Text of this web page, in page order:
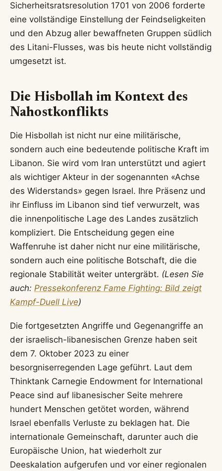
Sicherheitsratsresolution 1701 von 2006 forderte
eine vollständige Einstellung der Feindseligkeiten
und den Abzug aller bewaffneten Gruppen südlich
des Litani-Flusses, was bis heute nicht vollständig
umgesetzt ist.
Die Hisbollah im Kontext des
Nahostkonflikts
Die Hisbollah ist nicht nur eine militärische,
sondern auch eine bedeutende politische Kraft im
Libanon. Sie wird vom Iran unterstützt und agiert
als wichtiger Akteur in der sogenannten «Achse
des Widerstands» gegen Israel. Ihre Präsenz und
ihr Einfluss im Libanon sind tief verwurzelt, was
die innenpolitische Lage des Landes zusätzlich
kompliziert. Die Entscheidung gegen eine
Waffenruhe ist daher nicht nur eine militärische,
sondern auch eine politische Botschaft, die die
regionale Stabilität weiter untergräbt. (Lesen Sie
auch: Pressekonferenz Fame Fighting: Bild zeigt
Kampf-Duell Live)
Die fortgesetzten Angriffe und Gegenangriffe an
der israelisch-libanesischen Grenze haben seit
dem 7. Oktober 2023 zu einer
besorgniserregenden Lage geführt. Laut dem
Thinktank Carnegie Endowment for International
Peace sind auf libanesischer Seite mehrere
hundert Menschen getötet worden, während
Israel ebenfalls Verluste zu beklagen hat. Die
internationale Gemeinschaft, darunter auch die
Europäische Union, hat wiederholt zur
Deeskalation aufgerufen und vor einer regionalen